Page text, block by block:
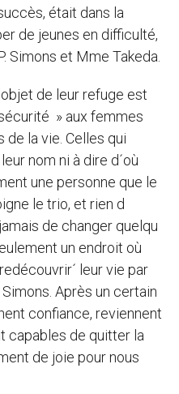
était dans la
de jeunes en difficulté,
Simons et Mme Takeda.
de leur refuge est
» aux femmes
la vie. Celles qui
nom ni à dire d´où
une personne que le
le trio, et rien d
de changer quelqu
un endroit où
leur vie par
Après un certain
confiance, reviennent
capables de quitter la
de joie pour nous